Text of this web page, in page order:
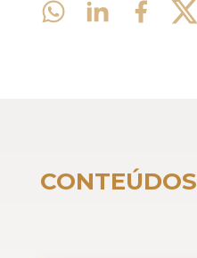
CONTEÚDOS